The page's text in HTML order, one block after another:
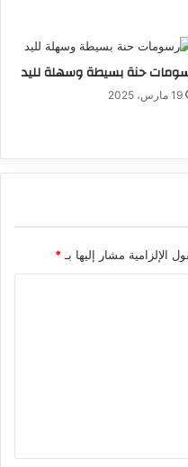
حنة بسيطة وسهلة لليد
19 مارس، 2025
الإلزامية مشار إليها بـ *